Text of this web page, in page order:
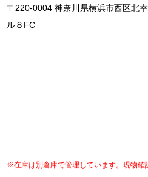
〒220-0004 神奈川県横浜市西区北
ル８FC
※在庫は別倉庫で管理しています。現物確